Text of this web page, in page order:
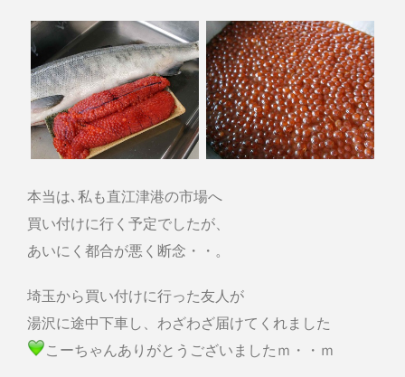
本当は､私も直江津港の市場へ
買い付けに行く予定でしたが、
あいにく都合が悪く断念・・。
埼玉から買い付けに行った友人が
湯沢に途中下車し、わざわざ届けてくれました
こーちゃんありがとうございましたｍ・・ｍ